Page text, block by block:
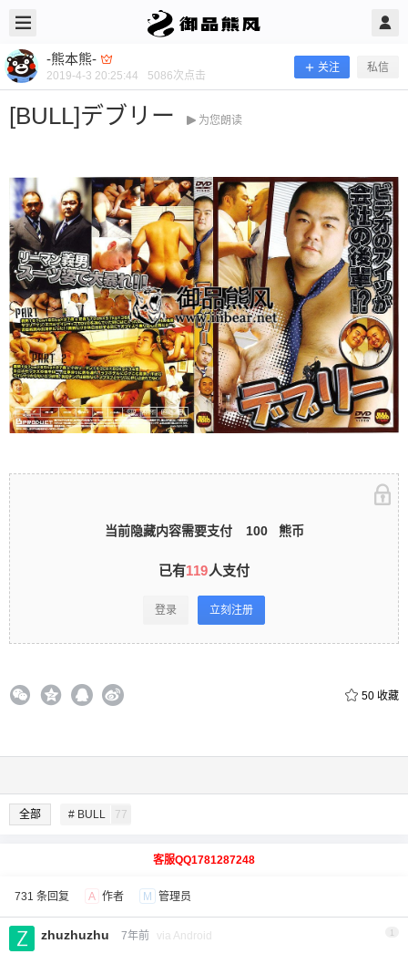
-熊本熊-
2019-4-3 20:25:44 5086次点击
关注 私信
[BULL]デブリー 为您朗读
当前隐藏内容需要支付 100 熊币
已有119人支付
登录 立刻注册
50 收藏
全部 # BULL 77
-熊本熊- @ 御品熊风 2019/4/03
[BULL]デブリー
当前隐藏内容需要支付100熊币 已有119人支付 登
录立刻注册 0 收藏
客服QQ1781287248
731 条回复 A 作者 M 管理员
zhuzhuzhu 7年前 via Android 1